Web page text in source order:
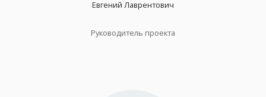
Евгений Лаврентович
Руководитель проекта